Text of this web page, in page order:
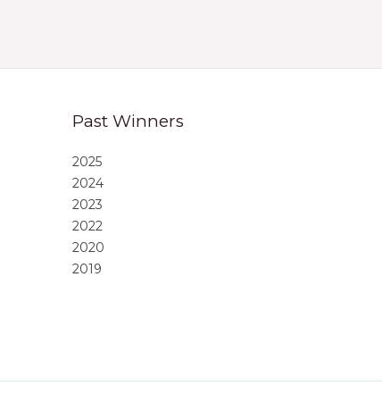
Past Winners
2025
2024
2023
2022
2020
2019